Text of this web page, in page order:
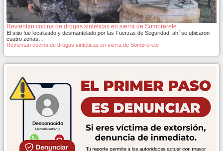
Revientan cocina de drogas sintéticas en sierra de Sombrerete
El sitio fue localizado y desmantelado por las Fuerzas de Seguridad; ahí se ubicaron
cuatro zonas…
Revientan cocina de drogas sintéticas en sierra de Sombrerete